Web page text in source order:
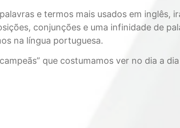
e termos mais usados em inglês,
conjunções e uma infinidade de
na língua portuguesa.
que costumamos ver no dia a